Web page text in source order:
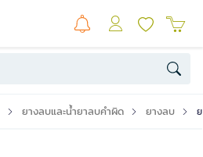
ยางลบและน้ำยาลบคำผิด ยางลบ